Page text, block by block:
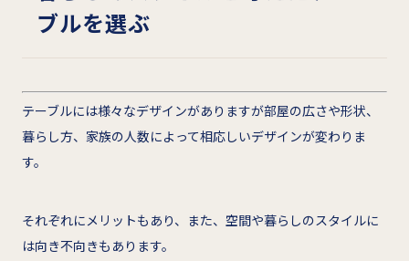
ブルを選ぶ
テーブルには様々なデザインがありますが部屋の広さや形状、
暮らし方、家族の人数によって相応しいデザインが変わりま
す。
それぞれにメリットもあり、また、空間や暮らしのスタイルに
は向き不向きもあります。